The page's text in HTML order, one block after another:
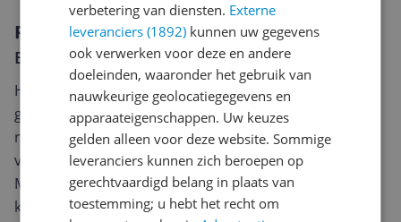
Reviews
Er zijn nog geen reviews geschreven
Heb jij dit product in bezit en wil je graag je mening
geven? Start dan hieronder met het schrijven van je
review. Afhankelijk van de details duurt het schrijven
van een review gemiddeld tussen de 3 en 10 minuten.
Met jouw mening help je andere bezoekers een betere
keuze te maken én maak je iedere maand kans op
verbetering van diensten. Externe
leveranciers (1892) kunnen uw gegevens
ook verwerken voor deze en andere
doeleinden, waaronder het gebruik van
nauwkeurige geolocatiegegevens en
apparaateigenschappen. Uw keuzes
gelden alleen voor deze website. Sommige
leveranciers kunnen zich beroepen op
gerechtvaardigd belang in plaats van
toestemming; u hebt het recht om